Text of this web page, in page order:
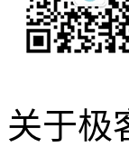
关于极